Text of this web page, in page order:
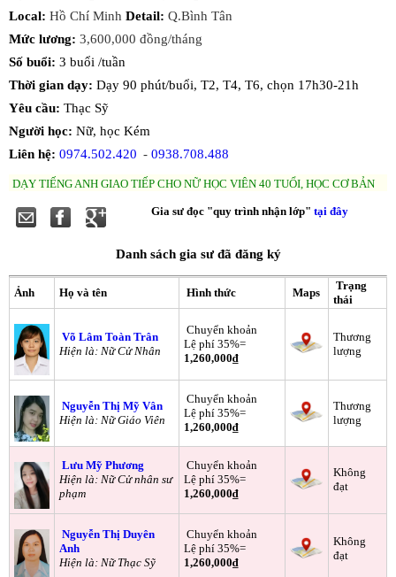
Local: Hồ Chí Minh Detail: Q.Bình Tân
Mức lương: 3,600,000 đồng/tháng
Số buổi: 3 buổi /tuần
Thời gian dạy: Dạy 90 phút/buổi, T2, T4, T6, chọn 17h30-21h
Yêu cầu: Thạc Sỹ
Người học: Nữ, học Kém
Liên hệ: 0974.502.420 - 0938.708.488
DẠY TIẾNG ANH GIAO TIẾP CHO NỮ HỌC VIÊN 40 TUỔI, HỌC CƠ BẢN
Gia sư đọc "quy trình nhận lớp"tại đây
Danh sách gia sư đã đăng ký
Ảnh Họ và tên Hình thức Maps
Trạng
thái
Võ Lâm Toàn Trân
Hiện là: Nữ Cử Nhân
Chuyển khoản
Lệ phí 35%=
1,260,000₫
Thương
lượng
Nguyễn Thị Mỹ Vân
Hiện là: Nữ Giáo Viên
Chuyển khoản
Lệ phí 35%=
1,260,000₫
Thương
lượng
Lưu Mỹ Phương
Hiện là: Nữ Cử nhân sư
phạm
Chuyển khoản
Lệ phí 35%=
1,260,000₫
Không
đạt
Nguyễn Thị Duyên
Anh
Hiện là: Nữ Thạc Sỹ
Chuyển khoản
Lệ phí 35%=
1,260,000₫
Không
đạt